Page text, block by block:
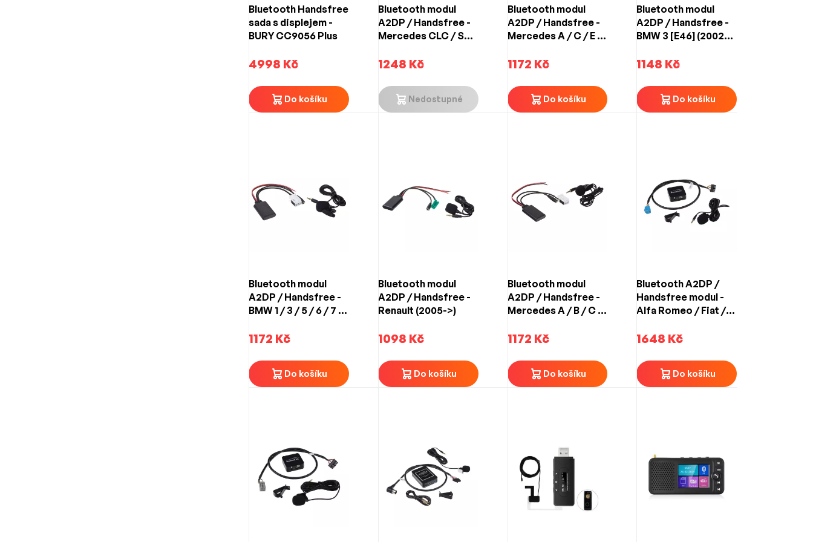
Bluetooth Handsfree
sada s displejem -
BURY CC9056 Plus
4998 Kč
Do košíku
Bluetooth modul
A2DP / Handsfree -
Mercedes CLC / SL /
1248 Kč
Nedostupné
Bluetooth modul
A2DP / Handsfree -
Mercedes A / C / E /
(1993->) 18-PIN
1172 Kč
Do košíku
Bluetooth modul
A2DP / Handsfree -
BMW 3 [E46] (2002-
1148 Kč
Do košíku
Bluetooth modul
A2DP / Handsfree -
BMW 1 / 3 / 5 / 6 / 7 /
1172 Kč
Do košíku
Bluetooth modul
A2DP / Handsfree -
Renault (2005->)
1098 Kč
Do košíku
Bluetooth modul
A2DP / Handsfree -
Mercedes A / B / C /
/ SL (2002->) 12-PIN
1172 Kč
Do košíku
Bluetooth A2DP /
Handsfree modul -
Alfa Romeo / Fiat /
1648 Kč
Do košíku